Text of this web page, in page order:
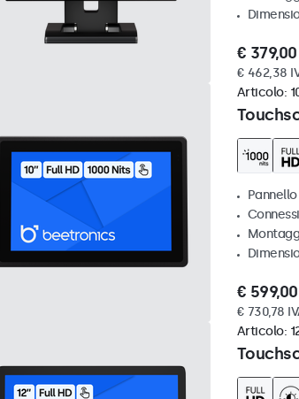
€ 379,00
€ 462,38
Articolo:
€ 599,00
€ 730,78
Articolo: